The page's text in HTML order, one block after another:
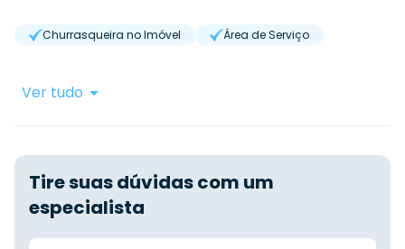
Churrasqueira no Imóvel Área de Serviço
Ver tudo
Tire suas dúvidas com um
especialista